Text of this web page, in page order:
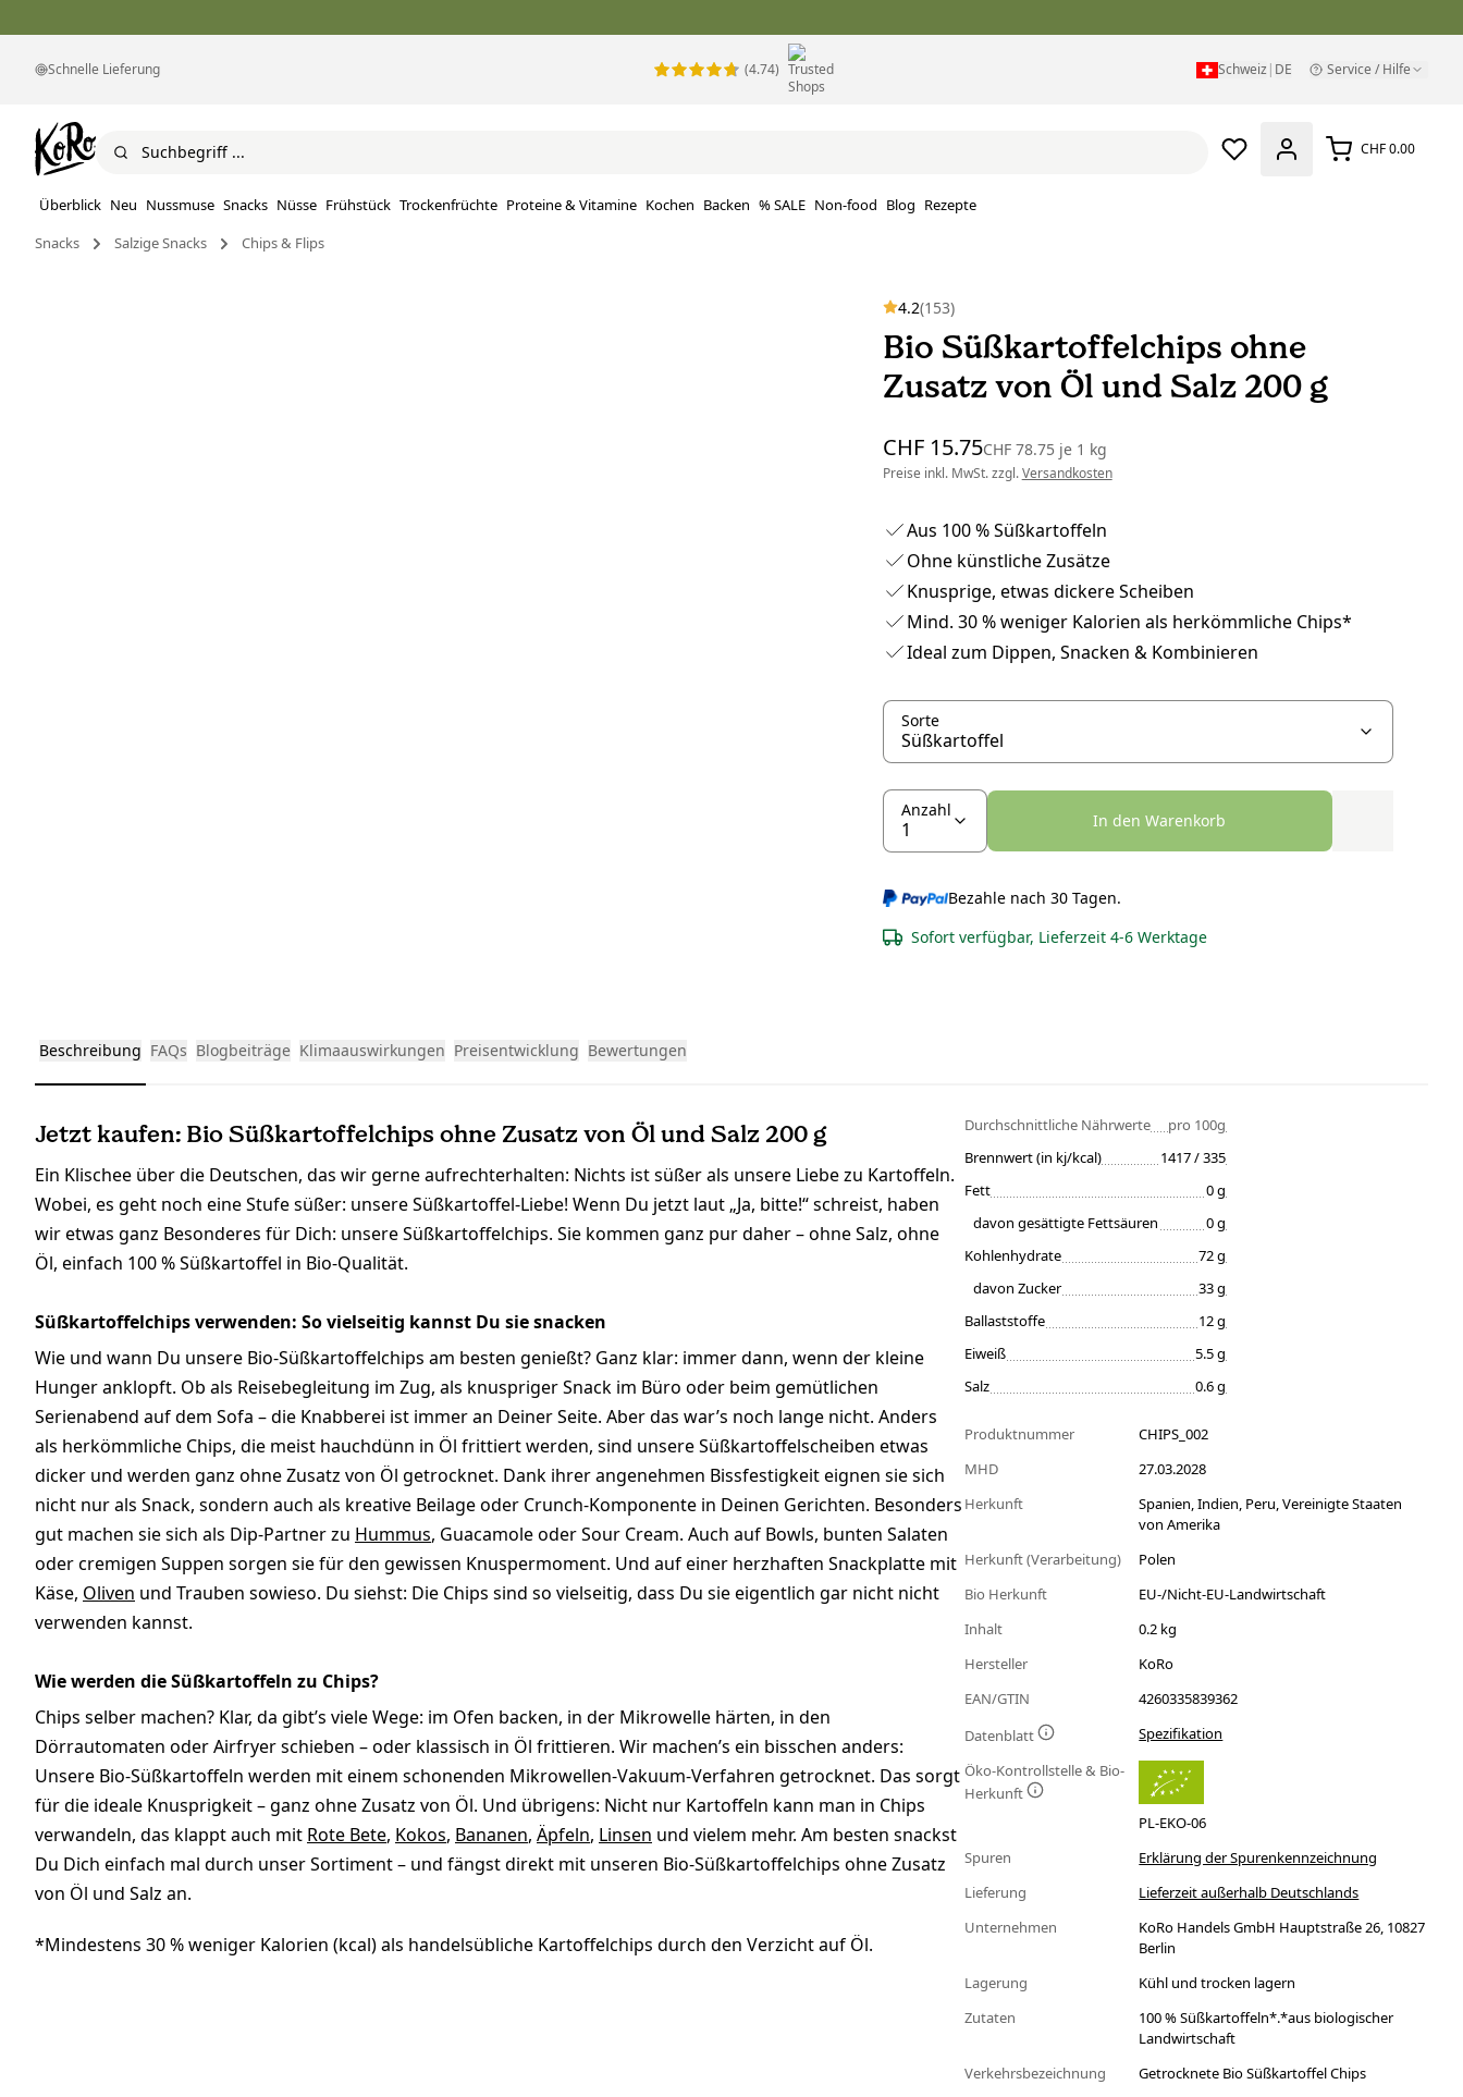
Schnelle Lieferung (4.74) Schweiz | DE Service / Hilfe
CHF 0.00
Überblick Neu Nussmuse Snacks Nüsse Frühstück Trockenfrüchte Proteine ​​& Vitamine Kochen Backen % SALE Non-food Blog Rezepte
Snacks
Salzige Snacks Chips & Flips
4.2(153)
Bio Süßkartoffelchips ohne
Zusatz von Öl und Salz 200 g
CHF 15.75CHF 78.75 je1 kg
Preise inkl. MwSt. zzgl.Versandkosten
Aus 100 % Süßkartoffeln
Ohne künstliche Zusätze
Knusprige, etwas dickere Scheiben
Mind. 30 % weniger Kalorien als herkömmliche Chips*
Ideal zum Dippen, Snacken & Kombinieren
Sorte
Anzahl
In den Warenkorb
Bezahle nach 30 Tagen.
Sofort verfügbar, Lieferzeit 4-6 Werktage
Beschreibung FAQs Blogbeiträge Klimaauswirkungen Preisentwicklung Bewertungen
Jetzt kaufen: Bio Süßkartoffelchips ohne Zusatz von Öl und Salz 200 g
Ein Klischee über die Deutschen, das wir gerne aufrechterhalten: Nichts ist süßer als unsere Liebe zu Kartoffeln.
Wobei, es geht noch eine Stufe süßer: unsere Süßkartoffel-Liebe! Wenn Du jetzt laut „Ja, bitte!“ schreist, haben
wir etwas ganz Besonderes für Dich: unsere Süßkartoffelchips. Sie kommen ganz pur daher – ohne Salz, ohne
Öl, einfach 100 % Süßkartoffel in Bio-Qualität.
Süßkartoffelchips verwenden: So vielseitig kannst Du sie snacken
Wie und wann Du unsere Bio-Süßkartoffelchips am besten genießt? Ganz klar: immer dann, wenn der kleine
Hunger anklopft. Ob als Reisebegleitung im Zug, als knuspriger Snack im Büro oder beim gemütlichen
Serienabend auf dem Sofa – die Knabberei ist immer an Deiner Seite. Aber das war’s noch lange nicht. Anders
als herkömmliche Chips, die meist hauchdünn in Öl frittiert werden, sind unsere Süßkartoffelscheiben etwas
dicker und werden ganz ohne Zusatz von Öl getrocknet. Dank ihrer angenehmen Bissfestigkeit eignen sie sich
nicht nur als Snack, sondern auch als kreative Beilage oder Crunch-Komponente in Deinen Gerichten. Besonders
gut machen sie sich als Dip-Partner zu Hummus, Guacamole oder Sour Cream. Auch auf Bowls, bunten Salaten
oder cremigen Suppen sorgen sie für den gewissen Knuspermoment. Und auf einer herzhaften Snackplatte mit
Käse, Oliven und Trauben sowieso. Du siehst: Die Chips sind so vielseitig, dass Du sie eigentlich gar nicht nicht
verwenden kannst.
Wie werden die Süßkartoffeln zu Chips?
Chips selber machen? Klar, da gibt’s viele Wege: im Ofen backen, in der Mikrowelle härten, in den
Dörrautomaten oder Airfryer schieben – oder klassisch in Öl frittieren. Wir machen’s ein bisschen anders:
Unsere Bio-Süßkartoffeln werden mit einem schonenden Mikrowellen-Vakuum-Verfahren getrocknet. Das sorgt
für die ideale Knusprigkeit – ganz ohne Zusatz von Öl. Und übrigens: Nicht nur Kartoffeln kann man in Chips
verwandeln, das klappt auch mit Rote Bete, Kokos, Bananen, Äpfeln, Linsen und vielem mehr. Am besten snackst
Du Dich einfach mal durch unser Sortiment – und fängst direkt mit unseren Bio-Süßkartoffelchips ohne Zusatz
von Öl und Salz an.
*Mindestens 30 % weniger Kalorien (kcal) als handelsübliche Kartoffelchips durch den Verzicht auf Öl.
Durchschnittliche Nährwerte
pro 100g
Brennwert (in kj/kcal)
1417 / 335
Fett
0 g
davon gesättigte Fettsäuren
0 g
Kohlenhydrate
72 g
davon Zucker
33 g
Ballaststoffe
12 g
Eiweiß
5.5 g
Salz
0.6 g
Produktnummer
CHIPS_002
MHD
27.03.2028
Herkunft
Spanien, Indien, Peru, Vereinigte Staaten
von Amerika
Herkunft (Verarbeitung)
Polen
Bio Herkunft
EU-/Nicht-EU-Landwirtschaft
Inhalt
0.2 kg
Hersteller
KoRo
EAN/GTIN
4260335839362
Datenblatt
Spezifikation
Öko-Kontrollstelle & Bio-
Herkunft
PL-EKO-06
Spuren
Erklärung der Spurenkennzeichnung
Lieferung
Lieferzeit außerhalb Deutschlands
Unternehmen
KoRo Handels GmbH Hauptstraße 26, 10827
Berlin
Lagerung
Kühl und trocken lagern
Zutaten
100 % Süßkartoffeln*.*aus biologischer
Landwirtschaft
Verkehrsbezeichnung
Getrocknete Bio Süßkartoffel Chips